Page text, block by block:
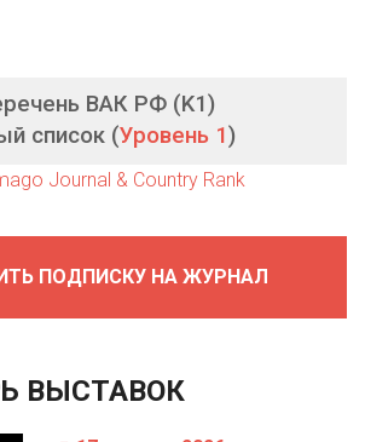
ВАК РФ (K1)
список (Уровень 1)
ПОДПИСКУ НА ЖУРНАЛ
ВЫСТАВОК